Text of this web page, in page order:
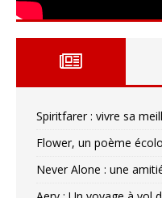
Spiritfarer : vivre sa
Flower, un poème
Never Alone : une